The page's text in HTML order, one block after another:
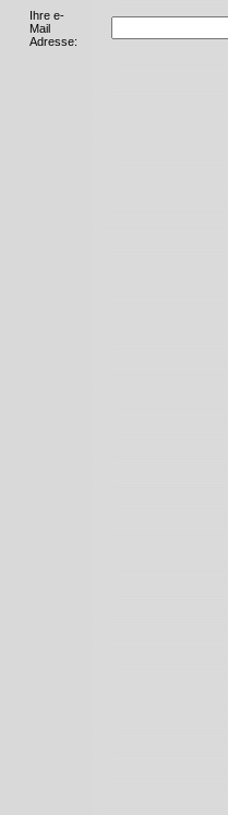
Ihre e-
Mail
Adresse: